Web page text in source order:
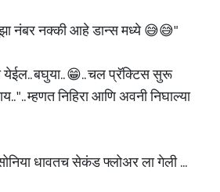
नंबर नक्की आहे डान्स मध्ये 😅😅"
बघुया.. 😁.. चल प्रॅक्टिस सुरू
".. म्हणत निहिरा आणि अवनी निघाल्या
धावतच सेकंड फ्लोअर ला गेली ...